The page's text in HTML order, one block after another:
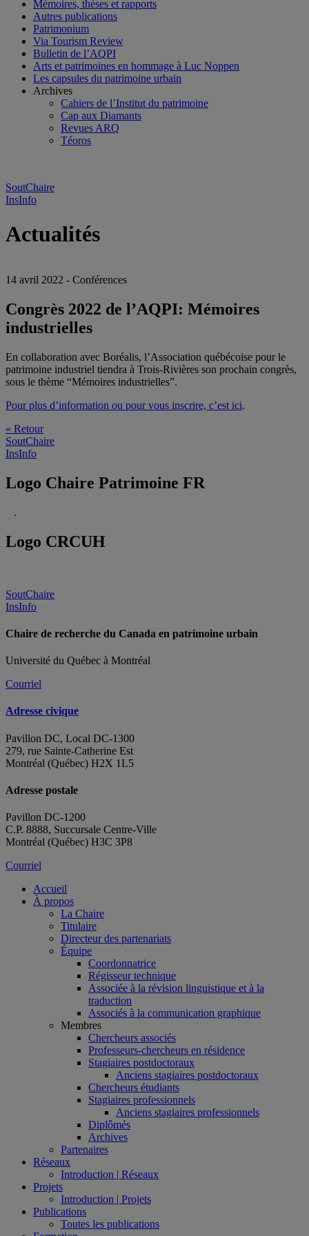
Mémoires, thèses et rapports
Autres publications
Patrimonium
Via Tourism Review
Bulletin de l’AQPI
Arts et patrimoines en hommage à Luc Noppen
Les capsules du patrimoine urbain
Archives
Cahiers de l’Institut du patrimoine
Cap aux Diamants
Revues ARQ
Téoros
SoutChaire
InsInfo
Actualités
14 avril 2022 - Conférences
Congrès 2022 de l’AQPI: Mémoires
industrielles
En collaboration avec Boréalis, l’Association québécoise pour le
patrimoine industriel tiendra à Trois-Rivières son prochain congrès,
sous le thème “Mémoires industrielles”.
Pour plus d’information ou pour vous inscrire, c’est ici.
« Retour
SoutChaire
InsInfo
Logo Chaire Patrimoine FR
.
Logo CRCUH
SoutChaire
InsInfo
Chaire de recherche du Canada en patrimoine urbain
Université du Québec à Montréal
Courriel
Adresse civique
Pavillon DC, Local DC-1300
279, rue Sainte-Catherine Est
Montréal (Québec) H2X 1L5
Adresse postale
Pavillon DC-1200
C.P. 8888, Succursale Centre-Ville
Montréal (Québec) H3C 3P8
Courriel
Accueil
À propos
La Chaire
Titulaire
Directeur des partenariats
Équipe
Coordonnatrice
Régisseur technique
Associée à la révision linguistique et à la
traduction
Associés à la communication graphique
Membres
Chercheurs associés
Professeurs-chercheurs en résidence
Stagiaires postdoctoraux
Anciens stagiaires postdoctoraux
Chercheurs étudiants
Stagiaires professionnels
Anciens stagiaires professionnels
Diplômés
Archives
Partenaires
Réseaux
Introduction | Réseaux
Projets
Introduction | Projets
Publications
Toutes les publications